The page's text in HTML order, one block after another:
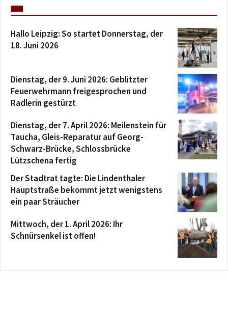
Hallo Leipzig: So startet Donnerstag, der
18. Juni 2026
Dienstag, der 9. Juni 2026: Geblitzter
Feuerwehrmann freigesprochen und
Radlerin gestürzt
Dienstag, der 7. April 2026: Meilenstein für
Taucha, Gleis-Reparatur auf Georg-
Schwarz-Brücke, Schlossbrücke
Lützschena fertig
Der Stadtrat tagte: Die Lindenthaler
Hauptstraße bekommt jetzt wenigstens
ein paar Sträucher
Mittwoch, der 1. April 2026: Ihr
Schnürsenkel ist offen!